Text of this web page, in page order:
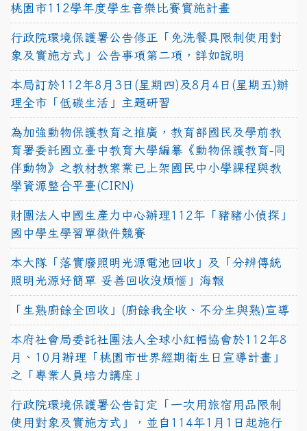
桃園市112學年度學生音樂比賽實施計畫
行政院環境保護署公告修正「免洗餐具限制使用對
象及實施方式」公告事項第二項，詳如說明
本局訂於112年8月3日(星期四)及8月4日(星期五)辦
理全市「低碳生活」主題研習
為加強動物保護教育之推廣，教育部國民及學前教
育署委託國立臺中教育大學編纂《動物保護教育-同
伴動物》之教材教案業已上架國民中小學課程與教
學資源整合平臺(CIRN)
財團法人中國生產力中心辦理112年「豬豬小偵探」
國中學生學習單徵件競賽
本大隊「落實廢照明光源電池回收」及「分辨傳統
照明光源好簡單 妥善回收沒煩惱」海報
「生熟廚餘全回收」(廚餘我全收、不分生與熟)宣導
本府社會局委託社團法人全球小紅帽協會於112年8
月、10月辦理「桃園市世界經期衛生日宣導計畫」
之「專業人員培力講座」
行政院環境保護署公告訂定「一次用旅宿用品限制
使用對象及實施方式」，並自114年1月1日起施行